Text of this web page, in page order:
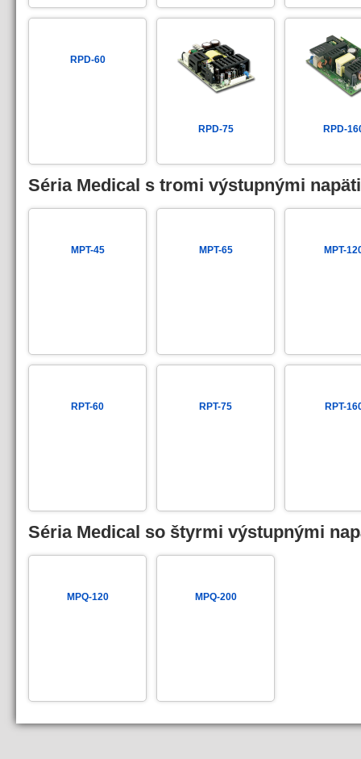
RPD-60
RPD-75 RPD-
Séria Medical s tromi výstupnými
MPT-45 MPT-65 MPT-
RPT-60 RPT-75 RPT-
Séria Medical so štyrmi výstupnými
MPQ-120 MPQ-200